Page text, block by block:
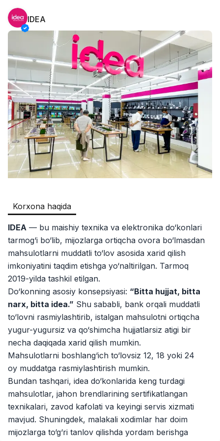
Safia
Restaurants and Fast Food,Trade and
Retail
Ish o‘rinlari:511
B&B
Restaurants and Fast Food
Ish o‘rinlari:351
Oqtepa Lavash
Restaurants and Fast Food
Ish o‘rinlari:202
Burger King Uzb
Hotels and Tourism,Boshqa
Ish o‘rinlari :50
Education and Training
Kamolon osh
Boshqa
Ish o‘rinlari: 42
Zahratun
Trade and Retail
Ish o‘rinlari
Balton
Trade and Retail
Ish o‘rinlari:27
Uyda
Trade and Retail
Ish o‘rinlari
M COSMETIC Ish o‘rinlari
RDB GROUP
Manufacturing and Factories
TESTO
Ish o‘rinlari
IDEA
Korxona haqida
IDEA — bu maishiy texnika va elektronika do‘konlari
tarmog‘i bo‘lib, mijozlarga ortiqcha ovora bo‘lmasdan
mahsulotlarni muddatli to‘lov asosida xarid qilish
imkoniyatini taqdim etishga yo‘naltirilgan. Tarmoq
2019-yilda tashkil etilgan.
Do‘konning asosiy konsepsiyasi: “Bitta hujjat, bitta
narx, bitta idea.” Shu sababli, bank orqali muddatli
to‘lovni rasmiylashtirib, istalgan mahsulotni ortiqcha
yugur-yugursiz va qo‘shimcha hujjatlarsiz atigi bir
necha daqiqada xarid qilish mumkin.
Mahsulotlarni boshlang‘ich to‘lovsiz 12, 18 yoki 24
oy muddatga rasmiylashtirish mumkin.
Bundan tashqari, idea do‘konlarida keng turdagi
mahsulotlar, jahon brendlarining sertifikatlangan
texnikalari, zavod kafolati va keyingi servis xizmati
mavjud. Shuningdek, malakali xodimlar har doim
mijozlarga to‘g‘ri tanlov qilishda yordam berishga
Vakansiyalar Sohalar Korxonalar